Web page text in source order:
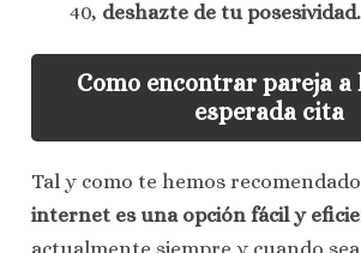
40, deshazte de tu posesividad.
Como encontrar pareja a
esperada cita
Tal y como te hemos
internet es una opción fácil y
actualmente siempre y cuando